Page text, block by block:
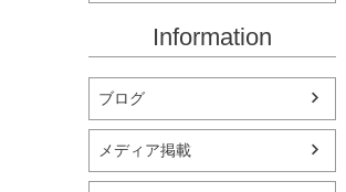
Information
ブログ
メディア掲載